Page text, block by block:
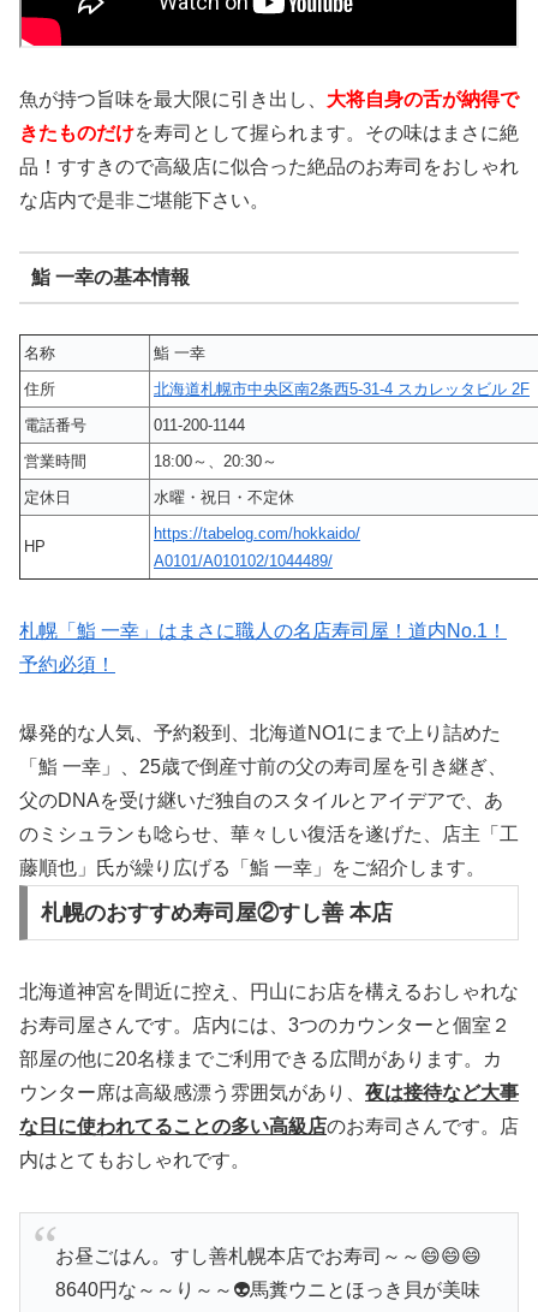
魚が持つ旨味を最大限に引き出し、 大将自身の舌が納得で
きたものだけを寿司として握られます。その味はまさに絶
品！すすきので高級店に似合った絶品のお寿司をおしゃれ
な店内で是非ご堪能下さい。
鮨 一幸の基本情報
名称
鮨 一幸
住所
北海道札幌市中央区南2条西5-31-4 スカレッタビル 2F
電話番号
011-200-1144
営業時間
18:00～、20:30～
定休日
水曜・祝日・不定休
HP
https://tabelog.com/hokkaido/
A0101/A010102/1044489/
札幌「鮨 一幸」はまさに職人の名店寿司屋！道内No.1！
予約必須！
爆発的な人気、予約殺到、北海道NO1にまで上り詰めた
「鮨 一幸」、25歳で倒産寸前の父の寿司屋を引き継ぎ、
父のDNAを受け継いだ独自のスタイルとアイデアで、あ
のミシュランも唸らせ、華々しい復活を遂げた、店主「工
藤順也」氏が繰り広げる「鮨 一幸」をご紹介します。
札幌のおすすめ寿司屋②すし善 本店
北海道神宮を間近に控え、円山にお店を構えるおしゃれな
お寿司屋さんです。店内には、3つのカウンターと個室２
部屋の他に20名様までご利用できる広間があります。カ
ウンター席は高級感漂う雰囲気があり、 夜は接待など大事
な日に使われてることの多い高級店のお寿司さんです。店
内はとてもおしゃれです。
お昼ごはん。すし善札幌本店でお寿司～～😄😄😄
8640円な～～り～～👽馬糞ウニとほっき貝が美味